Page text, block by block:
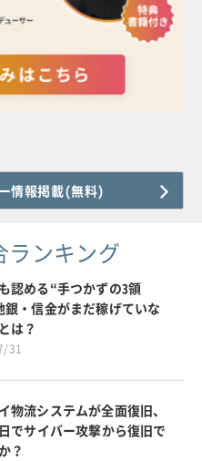
情報掲載(無料)
ランキング
認める“手つかずの3領
銀・信金がまだ稼げていな
は？
31
物流システムが全面復旧、
でサイバー攻撃から復旧で
？